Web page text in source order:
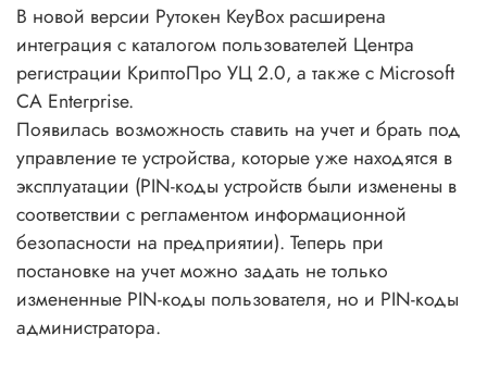
В новой версии Рутокен KeyBox расширена
интеграция с каталогом пользователей Центра
регистрации КриптоПро УЦ 2.0, а также с Microsoft
CA Enterprise.
Появилась возможность ставить на учет и брать под
управление те устройства, которые уже находятся в
эксплуатации (PIN-коды устройств были изменены в
соответствии с регламентом информационной
безопасности на предприятии). Теперь при
постановке на учет можно задать не только
измененные PIN-коды пользователя, но и PIN-коды
администратора.